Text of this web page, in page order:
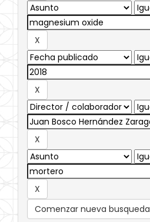
Comenzar nueva busqueda